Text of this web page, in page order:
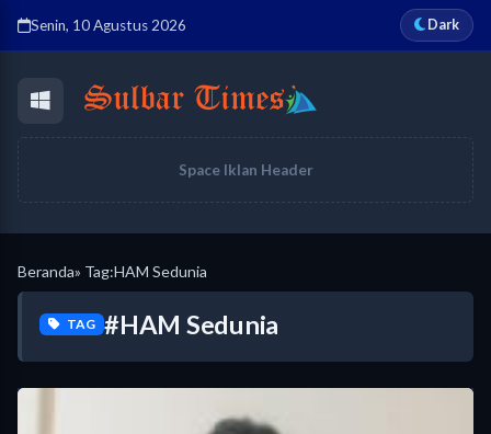
Senin, 10 Agustus 2026 Dark
Space Iklan Header
Beranda» Tag:HAM Sedunia
TAG #HAM Sedunia